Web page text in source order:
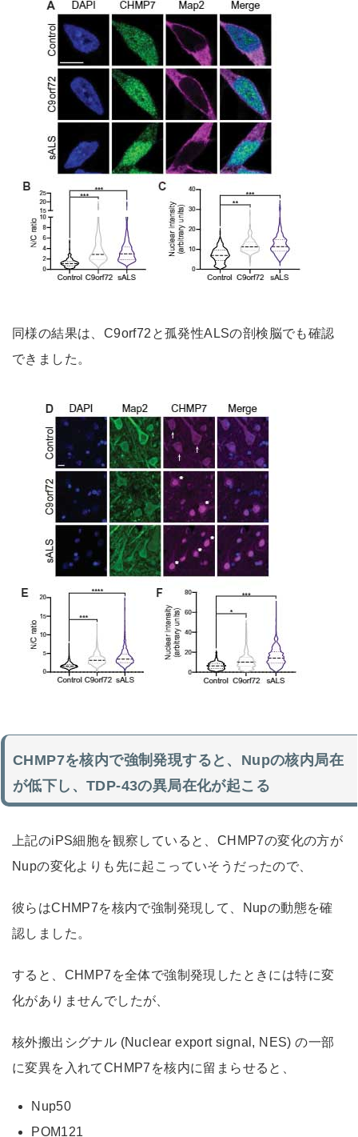
同様の結果は、C9orf72と孤発性ALSの剖検脳でも確認
できました。
CHMP7を核内で強制発現すると、Nupの核内局在
が低下し、TDP-43の異局在化が起こる
上記のiPS細胞を観察していると、CHMP7の変化の方が
Nupの変化よりも先に起こっていそうだったので、
彼らはCHMP7を核内で強制発現して、Nupの動態を確
認しました。
すると、CHMP7を全体で強制発現したときには特に変
化がありませんでしたが、
核外搬出シグナル (Nuclear export signal, NES) の一部
に変異を入れてCHMP7を核内に留まらせると、
Nup50
POM121